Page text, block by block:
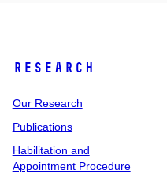
Research
Our Research
Publications
Habilitation and
Appointment Procedure